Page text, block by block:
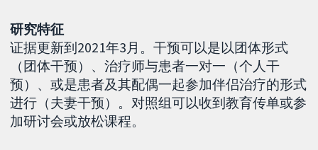
研究特征
证据更新到2021年3月。干预可以是以团体形式
（团体干预）、治疗师与患者一对一（个人干
预）、或是患者及其配偶一起参加伴侣治疗的形式
进行（夫妻干预）。对照组可以收到教育传单或参
加研讨会或放松课程。